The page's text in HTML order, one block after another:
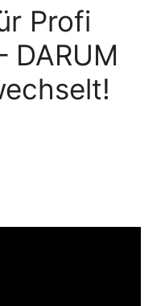
Profi
DARUM